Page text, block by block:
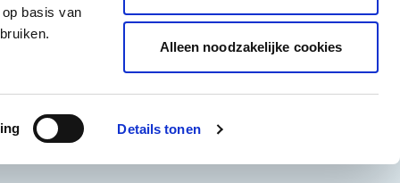
basis van
Details tonen
Alleen noodzakelijke cookies
Word klant